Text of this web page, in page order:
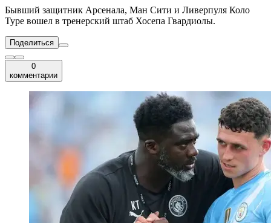
Бывший защитник Арсенала, Ман Сити и Ливерпуля Коло
Туре вошел в тренерский штаб Хосепа Гвардиолы.
Поделиться
0
комментарии